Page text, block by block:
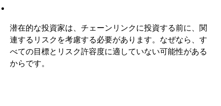
潜在的な投資家は、チェーンリンクに投資する前に、関
連するリスクを考慮する必要があります。なぜなら、す
べての目標とリスク許容度に適していない可能性がある
からです。